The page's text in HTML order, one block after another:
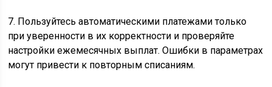
7. Пользуйтесь автоматическими платежами только
при уверенности в их корректности и проверяйте
настройки ежемесячных выплат. Ошибки в параметрах
могут привести к повторным списаниям.